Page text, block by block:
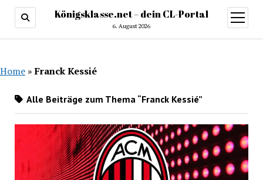
Königsklasse.net – dein CL-Portal
6. August 2026
Menü
öffnen
Home »Franck Kessié
Alle Beiträge zum Thema “Franck Kessié”